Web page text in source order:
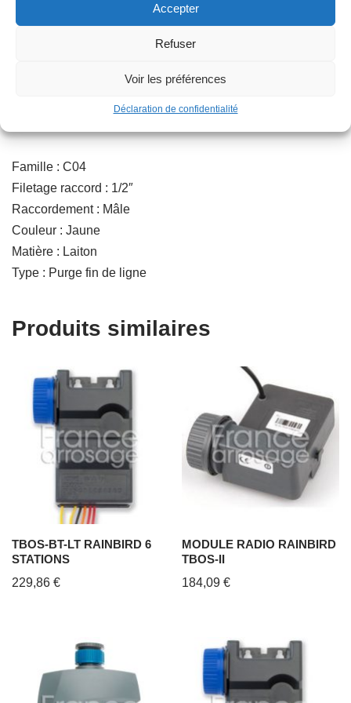
Accepter
Refuser
Voir les préférences
Déclaration de confidentialité
Catégorie :
Famille : C04
Filetage raccord : 1/2″
Raccordement : Mâle
Couleur : Jaune
Matière : Laiton
Type : Purge fin de ligne
Produits similaires
TBOS-BT-LT RAINBIRD 6
STATIONS
229,86 €
MODULE RADIO RAINBIRD
TBOS-II
184,09€